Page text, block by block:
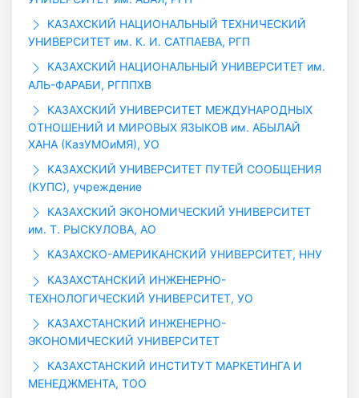
КАЗАХСКИЙ НАЦИОНАЛЬНЫЙ ТЕХНИЧЕСКИЙ
УНИВЕРСИТЕТ им. К. И. САТПАЕВА, РГП
КАЗАХСКИЙ НАЦИОНАЛЬНЫЙ УНИВЕРСИТЕТ им.
АЛЬ-ФАРАБИ, РГППХВ
КАЗАХСКИЙ УНИВЕРСИТЕТ МЕЖДУНАРОДНЫХ
ОТНОШЕНИЙ И МИРОВЫХ ЯЗЫКОВ им. АБЫЛАЙ
ХАНА (КазУМОиМЯ), УО
КАЗАХСКИЙ УНИВЕРСИТЕТ ПУТЕЙ СООБЩЕНИЯ
(КУПС), учреждение
КАЗАХСКИЙ ЭКОНОМИЧЕСКИЙ УНИВЕРСИТЕТ
им. Т. РЫСКУЛОВА, АО
КАЗАХСКО-АМЕРИКАНСКИЙ УНИВЕРСИТЕТ, ННУ
КАЗАХСТАНСКИЙ ИНЖЕНЕРНО-
ТЕХНОЛОГИЧЕСКИЙ УНИВЕРСИТЕТ, УО
КАЗАХСТАНСКИЙ ИНЖЕНЕРНО-
ЭКОНОМИЧЕСКИЙ УНИВЕРСИТЕТ
КАЗАХСТАНСКИЙ ИНСТИТУТ МАРКЕТИНГА И
МЕНЕДЖМЕНТА, ТОО